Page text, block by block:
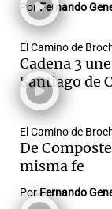
PorFernando
El Camino de
Cadena 3
Santiago de
El Camino de
De
misma fe
PorFernando